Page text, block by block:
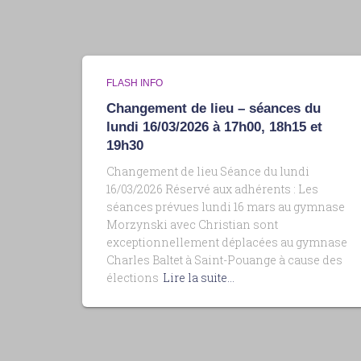
FLASH INFO
Changement de lieu – séances du
lundi 16/03/2026 à 17h00, 18h15 et
19h30
Changement de lieu Séance du lundi
16/03/2026 Réservé aux adhérents : Les
séances prévues lundi 16 mars au gymnase
Morzynski avec Christian sont
exceptionnellement déplacées au gymnase
Charles Baltet à Saint-Pouange à cause des
élections Lire la suite…